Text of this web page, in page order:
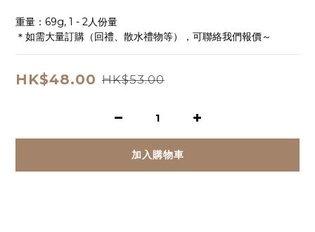
重量：69g, 1 - 2人份量
＊如需大量訂購（回禮、散水禮物等），可聯絡我們報價～
HK$48.00 HK$53.00
加入購物車